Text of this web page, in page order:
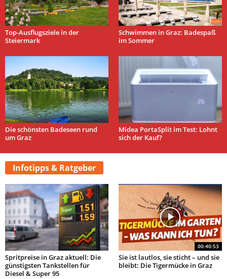
Top-Ausflugsziele in der
Steiermark
Schwimmen in Graz: Badespaß
im Sommer
Die schönsten Badeseen rund
um Graz
Midea PortaSplit im Test: Lohnt
sich der Kauf?
Infotipps & Ratgeber
Spritpreise in Graz aktuell: Die
günstigsten Tankstellen für
Diesel & Super 95
00:40:53
Sie ist lautlos, sie sticht – und sie
bleibt: Die Tigermücke in Graz